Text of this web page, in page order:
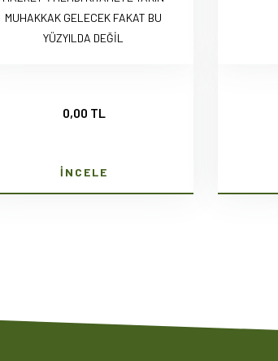
MUHAKKAK GELECEK FAKAT BU
YÜZYILDA DEĞİL
0,00 TL
İNCELE